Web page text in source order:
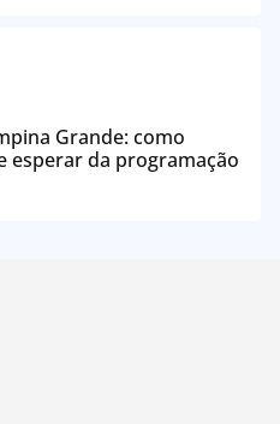
Grande: como
esperar da programação